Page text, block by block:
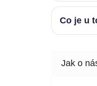
Co je u